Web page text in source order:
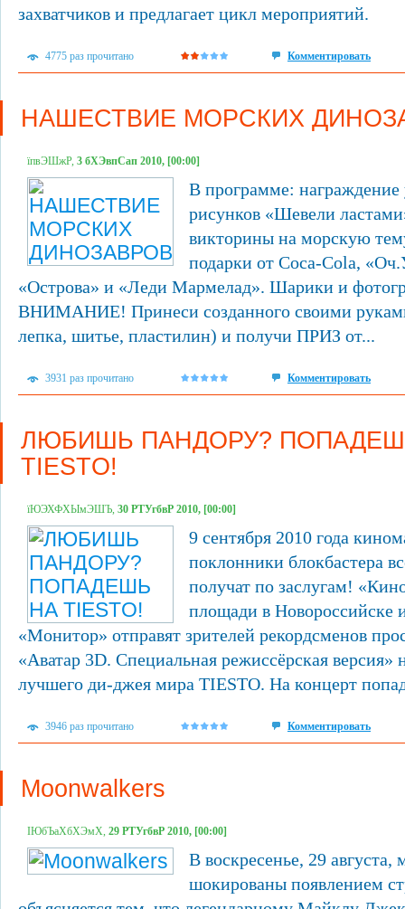
захватчиков и предлагает цикл мероприятий.
4775 раз прочитано Комментировать
НАШЕСТВИЕ МОРСКИХ
їпвЭШжР, 3 бХЭвпСап 2010, [00:00]
В программе: награждение
рисунков «Шевели
викторины на морскую
подарки от Coca-Cola,
«Острова» и «Леди Мармелад». Шарики и
ВНИМАНИЕ! Принеси созданного своими
лепка, шитье, пластилин) и получи ПРИЗ от...
3931 раз прочитано Комментировать
ЛЮБИШЬ ПАНДОРУ?
TIESTO!
їЮЭХФХЫмЭШЪ, 30 РТУгбвР 2010, [00:00]
9 сентября 2010 года
поклонники блокбастера
получат по заслугам!
площади в Новороссийске
«Монитор» отправят зрителей рекордсменов
«Аватар 3D. Специальная режиссёрская версия»
лучшего ди-джея мира TIESTO. На концерт
3946 раз прочитано Комментировать
Moonwalkers
ІЮбЪаХбХЭмХ, 29 РТУгбвР 2010, [00:00]
В воскресенье, 29
шокированы появлением